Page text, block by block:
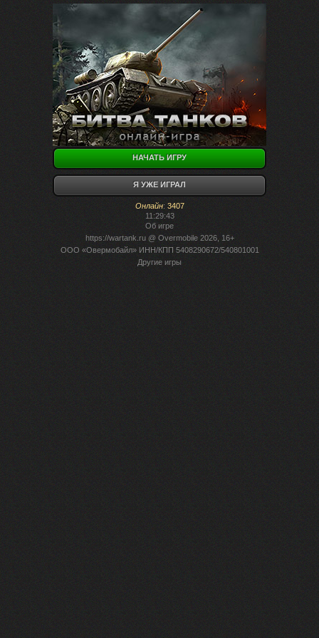
НАЧАТЬ ИГРУ
Я УЖЕ ИГРАЛ
Онлайн: 3407
11:29:43
Об игре
https://wartank.ru@ Overmobile 2026, 16+
ООО «Овермобайл» ИНН/КПП 5408290672/540801001
Другие игры